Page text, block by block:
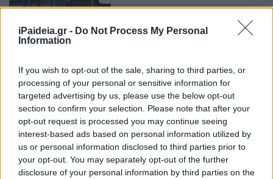
iPaideia.gr - Do Not Process My Personal
Information
If you wish to opt-out of the sale, sharing to third parties, or
processing of your personal or sensitive information for
targeted advertising by us, please use the below opt-out
section to confirm your selection. Please note that after your
opt-out request is processed you may continue seeing
interest-based ads based on personal information utilized by
us or personal information disclosed to third parties prior to
your opt-out. You may separately opt-out of the further
disclosure of your personal information by third parties on the
Σχολεία – ΟΠΣΥΔ: Ξεκίνησαν οι
20/12/2024 - 08:11
Σχολεία – Ενισχυτική διδασκαλία:
Τι ορίζει η ΝΕΑ εγκύκλιος 2024
2025
20/11/2024 - 11:57